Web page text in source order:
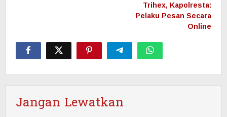
Trihex, Kapolresta:
Pelaku Pesan Secara
Online
Jangan Lewatkan